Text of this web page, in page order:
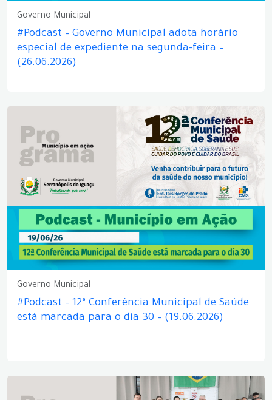
Governo Municipal
#Podcast – Governo Municipal adota horário
especial de expediente na segunda-feira –
(26.06.2026)
Governo Municipal
#Podcast – 12ª Conferência Municipal de Saúde
está marcada para o dia 30 – (19.06.2026)